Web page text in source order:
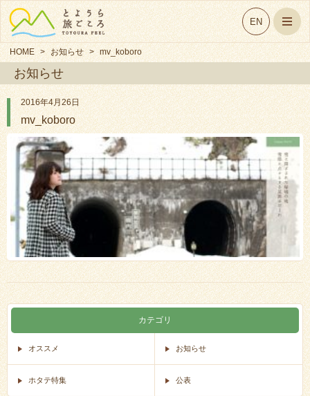
EN
HOME > お知らせ > mv_koboro
お知らせ
2016年4月26日
mv_koboro
カテゴリ
オススメ お知らせ
ホタテ特集 公表